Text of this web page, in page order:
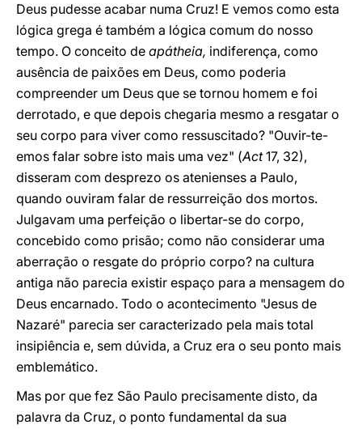
Deus pudesse acabar numa Cruz! E vemos como esta
lógica grega é também a lógica comum do nosso
tempo. O conceito de apátheia, indiferença, como
ausência de paixões em Deus, como poderia
compreender um Deus que se tornou homem e foi
derrotado, e que depois chegaria mesmo a resgatar o
seu corpo para viver como ressuscitado? "Ouvir-te-
emos falar sobre isto mais uma vez" (Act17, 32),
disseram com desprezo os atenienses a Paulo,
quando ouviram falar de ressurreição dos mortos.
Julgavam uma perfeição o libertar-se do corpo,
concebido como prisão; como não considerar uma
aberração o resgate do próprio corpo? na cultura
antiga não parecia existir espaço para a mensagem do
Deus encarnado. Todo o acontecimento "Jesus de
Nazaré" parecia ser caracterizado pela mais total
insipiência e, sem dúvida, a Cruz era o seu ponto mais
emblemático.
Mas por que fez São Paulo precisamente disto, da
palavra da Cruz, o ponto fundamental da sua